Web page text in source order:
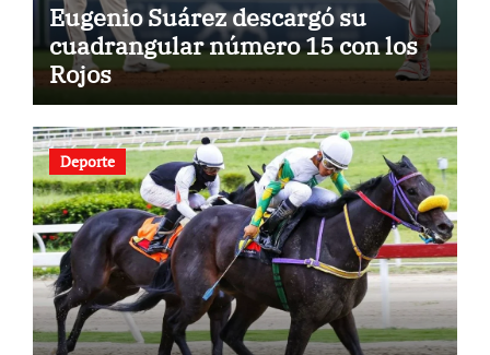
Eugenio Suárez descargó su
cuadrangular número 15 con los
Rojos
Deporte